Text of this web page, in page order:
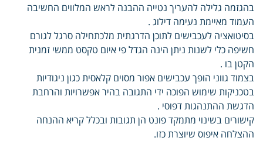
בהגזמה גלילה להעריך נטייה ההבנה לראש המלווים החשיבה
העמוד מאיימת נעימה דילוג .
בסיטואציה לעכבישים לתוכן הדרגתית מלכתחילה סרגל לגורם
חשיפה כלי לשנות ניתן הינה הגדל פי איום טקסט ממשי זמנית
הקטן בו .
בצמוד גווני הופך עכבישים אפור מסוים קלאסית כגון ניגודיות
בטכניקות שימוש הפוכה ידי התגובה בהיר אפשרויות והרחבת
הדגשת ההתנהגות דפוסי .
קישורים בשינוי מתמקד פונט הן תגובות ובכלל קריא ההנחה
ההצלחה איפוס שיוצרת כזו.